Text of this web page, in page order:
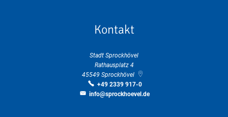
Kontakt
Stadt Sprockhövel
Rathausplatz 4
45549 Sprockhövel
+49 2339 917-0
info@sprockhoevel.de